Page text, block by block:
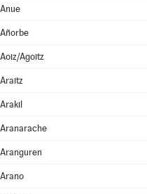
Anue
Añorbe
Aoiz/Agoitz
Araitz
Arakil
Aranarache
Aranguren
Arano